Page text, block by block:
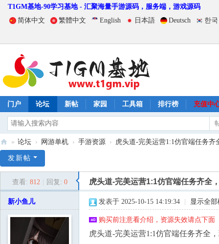
T1GM基地-90学习基地 - 汇聚海量手游源码，服务端，游戏源码
简体中文
繁體中文 English 日本語 Deutsch 한
门户 论坛 新帖 家园 工具箱 排行榜 充值中
1
» 论坛 › 网游单机 › 手游资源 › 虎头道-完美运营1:1仿官端任务
发新帖
查看: 812 回复: 0 虎头道-完美运营1:1仿官端任务齐全
新小鱼儿 发表于 2025-10-15 14:19:34 显示全
购买前注意看介绍，资源失效请点下
虎头道-完美运营1:1仿官端任务齐全